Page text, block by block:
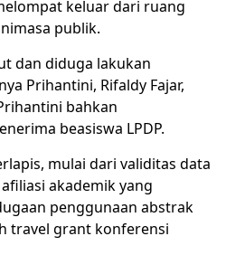
keluar dari ruang
publik.
dan diduga lakukan
Prihantini, Rifaldy Fajar,
bahkan
beasiswa LPDP.
mulai dari validitas data
akademik yang
penggunaan abstrak
travel grant konferensi